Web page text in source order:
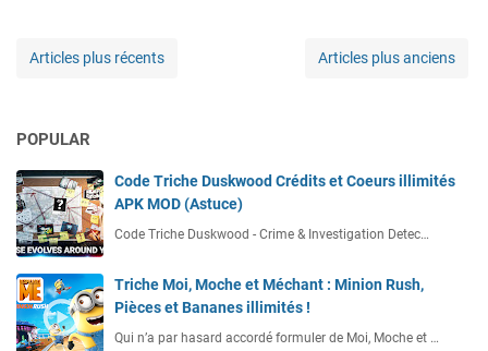
Articles plus récents Articles plus anciens
POPULAR
Code Triche Duskwood Crédits et Coeurs illimités
APK MOD (Astuce)
Code Triche Duskwood - Crime & Investigation Detec…
Triche Moi, Moche et Méchant : Minion Rush,
Pièces et Bananes illimités !
Qui n’a par hasard accordé formuler de Moi, Moche et …